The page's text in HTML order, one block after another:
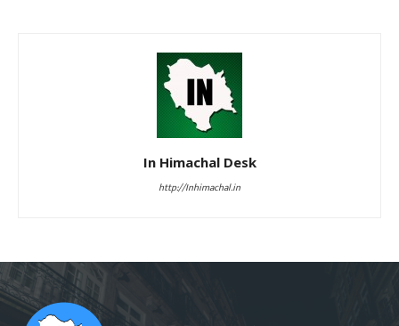
In Himachal Desk
http://Inhimachal.in